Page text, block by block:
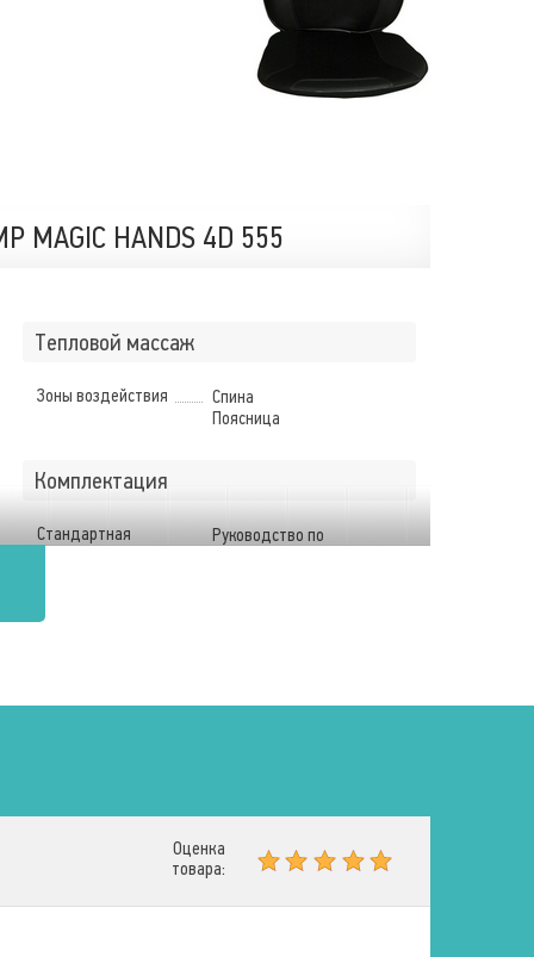
HANDS 4D 555
Тепловой массаж
Зоны воздействия
Спина
Поясница
Комплектация
Стандартная
Руководство по
Функции
Эффект массажа
Общеоздоравливающий
Оценка
товара: